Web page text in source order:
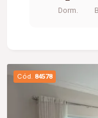
vaga de garagem. Condomínio conta com
Dorm.
Cód. 84578